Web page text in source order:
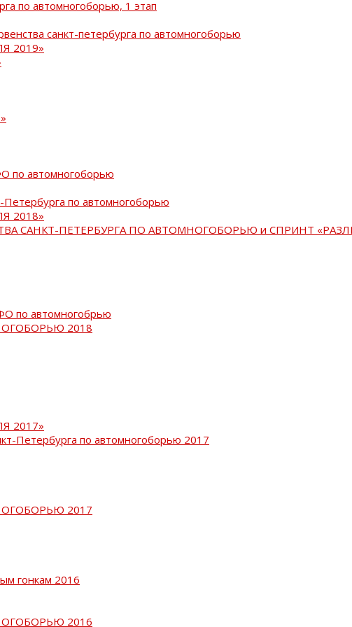
по автомногоборью, 1 этап
санкт-петербурга по автомногоборью
2019»
по автомногоборью
по автомногоборью
2018»
САНКТ-ПЕТЕРБУРГА ПО АВТОМНОГОБОРЬЮ и СПРИНТ
по автомногобрью
2018
2017»
Петербурга по автомногоборью 2017
2017
гонкам 2016
2016